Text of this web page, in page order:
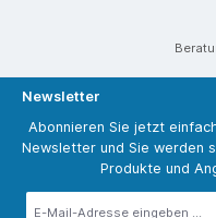
Newsletter
Abonnieren Sie jetzt
Newsletter und Sie werden
Produkte und